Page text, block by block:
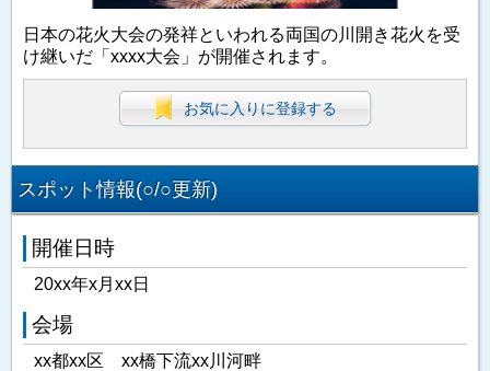
日本の花火大会の発祥といわれる両国の川開き花火を受
け継いだ「xxxx大会」が開催されます。
お気に入りに登録する
スポット情報(○/○更新)
開催日時
20xx年x月xx日
会場
xx都xx区 xx橋下流xx川河畔